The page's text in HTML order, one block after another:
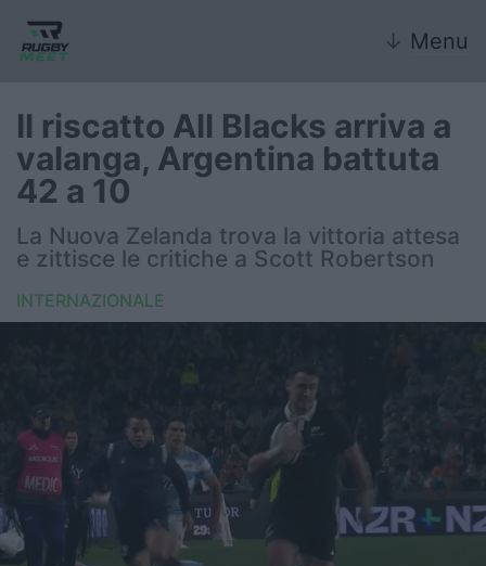
↓ Menu
Nazionale
Nazionali giovanili
FIR
6 Nazioni
United Rugby Championship
Top14
Il riscatto All Blacks arriva a
valanga, Argentina battuta
42 a 10
La Nuova Zelanda trova la vittoria attesa
e zittisce le critiche a Scott Robertson
INTERNAZIONALE